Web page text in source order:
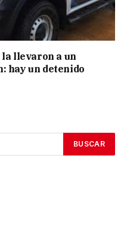
llevaron a un
hay un detenido